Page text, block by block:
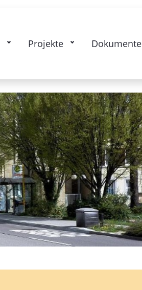
Projekte Dokumente